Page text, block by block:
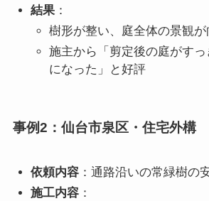
結果 ：
樹形が整い、庭全体の景観が
施主から「剪定後の庭がす
になった」と好評
事例2：仙台市泉区・住宅外構
依頼内容 ：通路沿いの常緑樹の
施工内容 ：